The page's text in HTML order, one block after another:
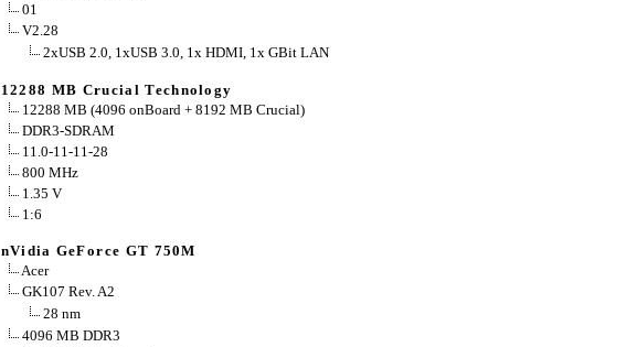
01
V2.28
2xUSB 2.0, 1xUSB 3.0, 1x HDMI, 1x GBit LAN
12288 MB Crucial Technology
12288 MB (4096 onBoard + 8192 MB Crucial)
DDR3-SDRAM
11.0-11-11-28
800 MHz
1.35 V
1:6
nVidia GeForce GT 750M
Acer
GK107 Rev. A2
28 nm
4096 MB DDR3